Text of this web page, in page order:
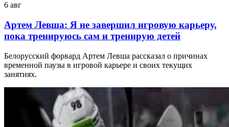
6 авг
Артем Левша: Я не завершил игровую карьеру,
пока тренируюсь сам и тренирую детей
Белорусский форвард Артем Левша рассказал о причинах
временной паузы в игровой карьере и своих текущих
занятиях.